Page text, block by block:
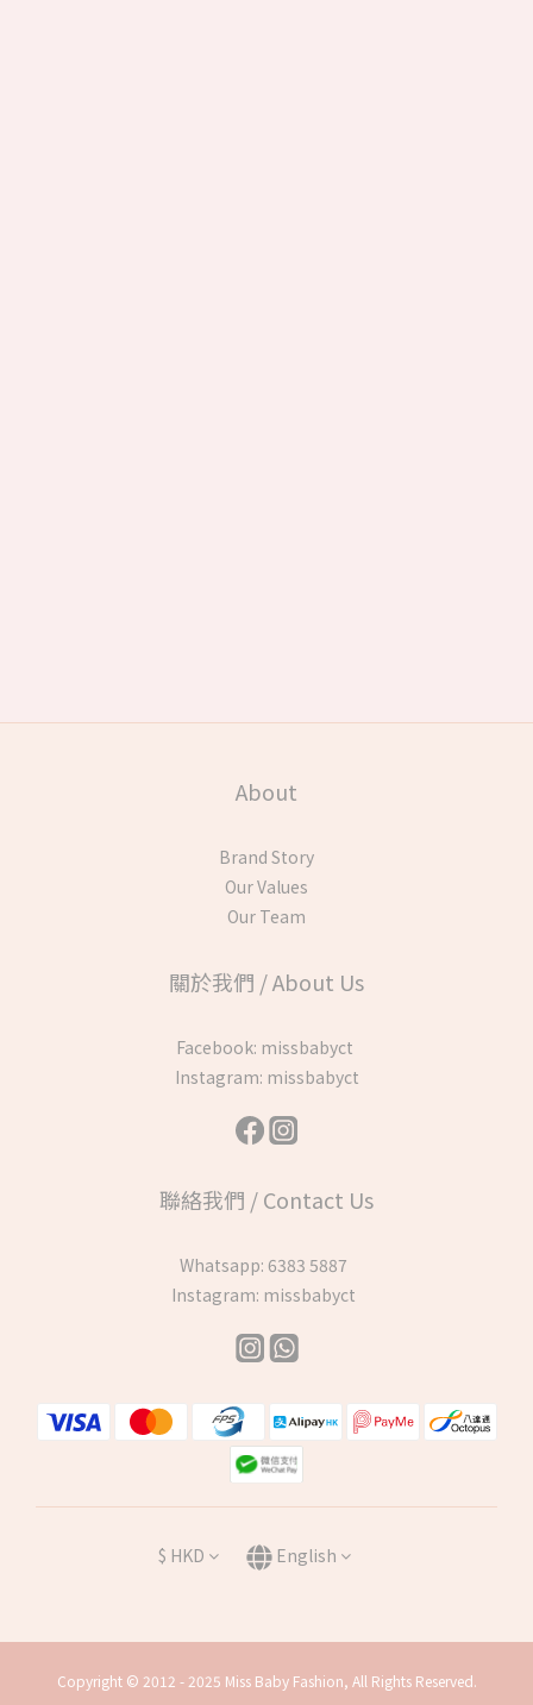
About
Brand Story
Our Values
Our Team
關於我們 / About Us
Facebook: missbabyct
Instagram: missbabyct
聯絡我們 / Contact Us
Whatsapp: 6383 5887
Instagram: missbabyct
$ HKD English
Copyright © 2012 - 2025 Miss Baby Fashion, All Rights Reserved.